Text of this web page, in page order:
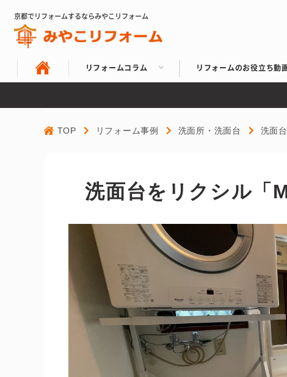
京都でリフォームするならみやこリフォーム
リフォームコラム リフォームのお役立ち動
TOP リフォーム事例 洗面所・洗面台 洗面
洗面台をリクシル「